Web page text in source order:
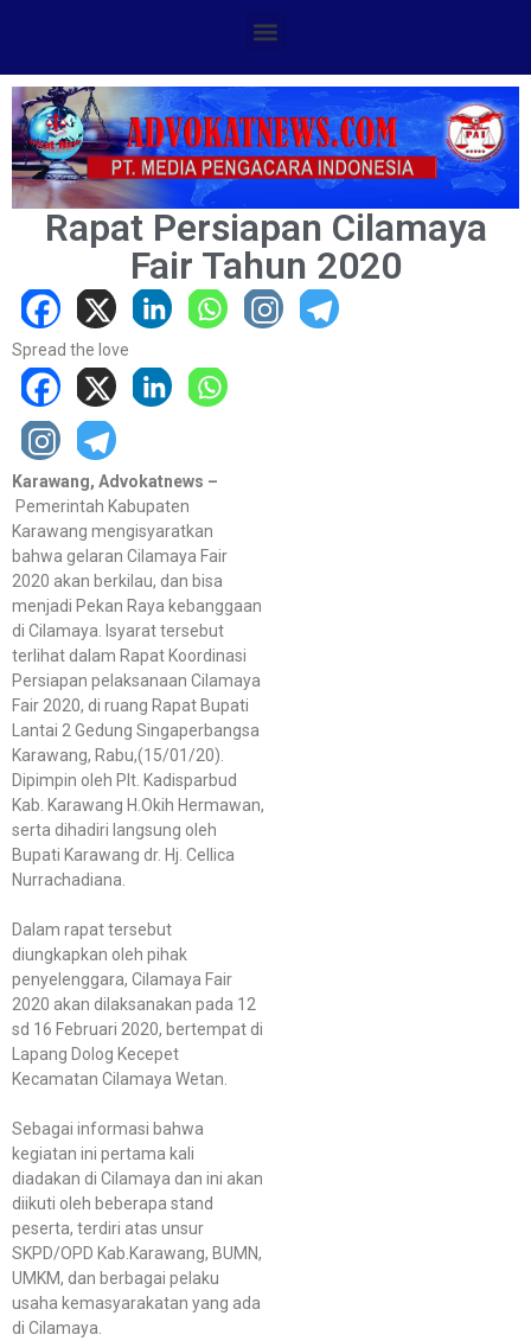
Rapat Persiapan Cilamaya
Fair Tahun 2020
Spread the love
Karawang, Advokatnews –
Pemerintah Kabupaten
Karawang mengisyaratkan
bahwa gelaran Cilamaya Fair
2020 akan berkilau, dan bisa
menjadi Pekan Raya kebanggaan
di Cilamaya. Isyarat tersebut
terlihat dalam Rapat Koordinasi
Persiapan pelaksanaan Cilamaya
Fair 2020, di ruang Rapat Bupati
Lantai 2 Gedung Singaperbangsa
Karawang, Rabu,(15/01/20).
Dipimpin oleh Plt. Kadisparbud
Kab. Karawang H.Okih Hermawan,
serta dihadiri langsung oleh
Bupati Karawang dr. Hj. Cellica
Nurrachadiana.
Dalam rapat tersebut
diungkapkan oleh pihak
penyelenggara, Cilamaya Fair
2020 akan dilaksanakan pada 12
sd 16 Februari 2020, bertempat di
Lapang Dolog Kecepet
Kecamatan Cilamaya Wetan.
Sebagai informasi bahwa
kegiatan ini pertama kali
diadakan di Cilamaya dan ini akan
diikuti oleh beberapa stand
peserta, terdiri atas unsur
SKPD/OPD Kab.Karawang, BUMN,
UMKM, dan berbagai pelaku
usaha kemasyarakatan yang ada
di Cilamaya.